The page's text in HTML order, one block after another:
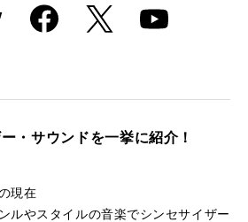
Faceboo
k
X Youtube
・サウンドを一挙に紹介！
現在
ルやスタイルの音楽でシンセサイザー